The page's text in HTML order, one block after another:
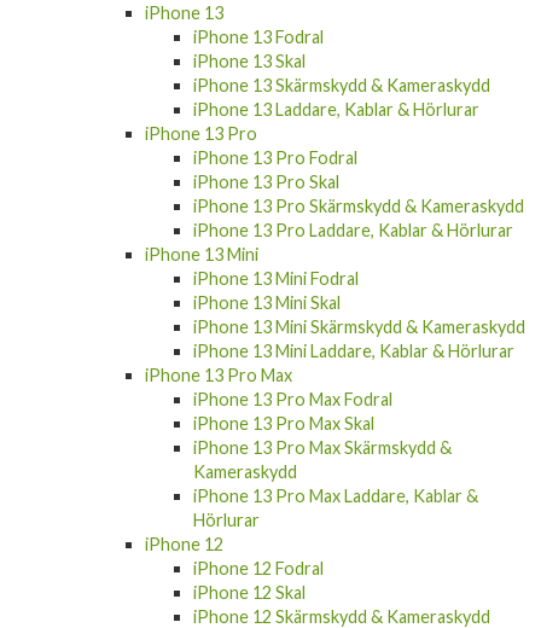
iPhone 13
iPhone 13 Fodral
iPhone 13 Skal
iPhone 13 Skärmskydd & Kameraskydd
iPhone 13 Laddare, Kablar & Hörlurar
iPhone 13 Pro
iPhone 13 Pro Fodral
iPhone 13 Pro Skal
iPhone 13 Pro Skärmskydd & Kameraskydd
iPhone 13 Pro Laddare, Kablar & Hörlurar
iPhone 13 Mini
iPhone 13 Mini Fodral
iPhone 13 Mini Skal
iPhone 13 Mini Skärmskydd & Kameraskydd
iPhone 13 Mini Laddare, Kablar & Hörlurar
iPhone 13 Pro Max
iPhone 13 Pro Max Fodral
iPhone 13 Pro Max Skal
iPhone 13 Pro Max Skärmskydd &
Kameraskydd
iPhone 13 Pro Max Laddare, Kablar &
Hörlurar
iPhone 12
iPhone 12 Fodral
iPhone 12 Skal
iPhone 12 Skärmskydd & Kameraskydd